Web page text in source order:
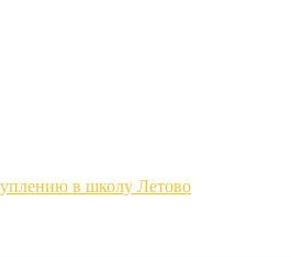
в школу Летово